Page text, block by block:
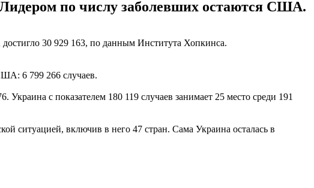
Лидером по числу заболевших остаются США.
30 929 163, по данным Института Хопкинса.
6 799 266 случаев.
с показателем 180 119 случаев занимает 25 место среди 191
ситуацией, включив в него 47 стран. Сама Украина осталась в